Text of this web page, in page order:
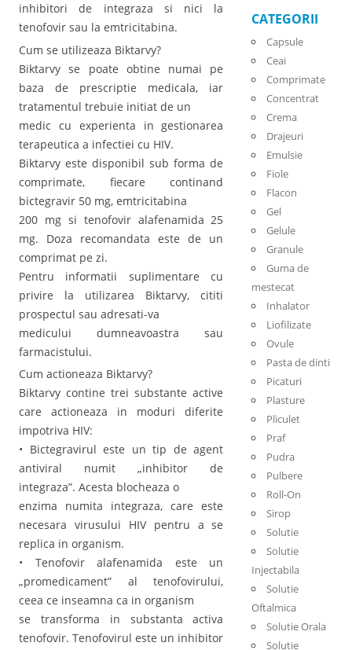
inhibitori de integraza si nici la
tenofovir sau la emtricitabina.
Cum se utilizeaza Biktarvy?
Biktarvy se poate obtine numai pe
baza de prescriptie medicala, iar
tratamentul trebuie initiat de un
medic cu experienta in gestionarea
terapeutica a infectiei cu HIV.
Biktarvy este disponibil sub forma de
comprimate, fiecare continand
bictegravir 50 mg, emtricitabina
200 mg si tenofovir alafenamida 25
mg. Doza recomandata este de un
comprimat pe zi.
Pentru informatii suplimentare cu
privire la utilizarea Biktarvy, cititi
prospectul sau adresati-va
medicului dumneavoastra sau
farmacistului.
Cum actioneaza Biktarvy?
Biktarvy contine trei substante active
care actioneaza in moduri diferite
impotriva HIV:
• Bictegravirul este un tip de agent
antiviral numit „inhibitor de
integraza”. Acesta blocheaza o
enzima numita integraza, care este
necesara virusului HIV pentru a se
replica in organism.
• Tenofovir alafenamida este un
„promedicament” al tenofovirului,
ceea ce inseamna ca in organism
se transforma in substanta activa
tenofovir. Tenofovirul este un inhibitor
CATEGORII
Capsule
Ceai
Comprimate
Concentrat
Crema
Drajeuri
Emulsie
Fiole
Flacon
Gel
Gelule
Granule
Guma de
mestecat
Inhalator
Liofilizate
Ovule
Pasta de dinti
Picaturi
Plasture
Pliculet
Praf
Pudra
Pulbere
Roll-On
Sirop
Solutie
Solutie
Injectabila
Solutie
Oftalmica
Solutie Orala
Solutie